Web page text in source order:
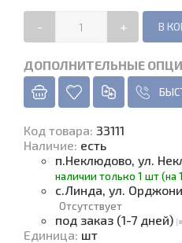
- +
ДОПОЛНИТЕЛЬНЫЕ
Код товара: 33111
Наличие: есть
п.Неклюдово, ул.
наличии только 1 шт (на
с.Линда, ул.
Отсутствует
под заказ (1-7 дней)
Единица: шт